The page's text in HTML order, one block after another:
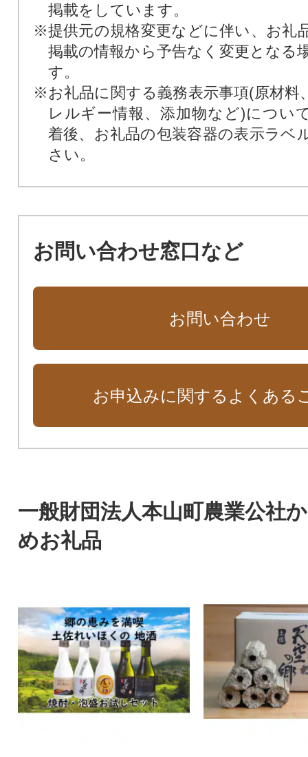
掲載をしています。
※提供元の規格変更などに伴い、お礼
掲載の情報から予告なく変更となる
す。
※お礼品に関する義務表示事項(原材料
レルギー情報、添加物など)につい
着後、お礼品の包装容器の表示ラベ
さい。
お問い合わせ窓口など
お問い合わせ
お申込みに関するよくある
一般財団法人本山町農業公社
めお礼品